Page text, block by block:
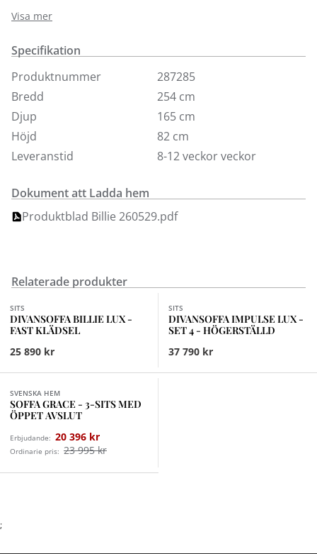
tyget Spicy dusty pink, men finns även att beställa i
andra färger i våra butiker. Soffa Billie är i grunden en
modulsoffa som du själv kan bygga med önskade
moduler, men visas här som "färdig" divansoffa.
Välj själv om du önskar höger- eller vänsterställd soffa.
Soffan finns även i fast klädsel att beställa online. Ben i
svart metall, 15 cm.
Visa mer
Specifikation
Produktnummer
287285
Bredd
254 cm
Djup
165 cm
Höjd
82 cm
Leveranstid
8-12 veckor veckor
Dokument att Ladda hem
Produktblad Billie 260529.pdf
Relaterade produkter
Finns i fler val (2)
SITS
DIVANSOFFA BILLIE LUX -
FAST KLÄDSEL
25 890 kr
SITS
DIVANSOFFA IMPULSE LUX -
SET 4 - HÖGERSTÄLLD
37 790 kr
SVENSKA HEM
SOFFA GRACE - 3-SITS MED
ÖPPET AVSLUT
Erbjudande: 20 396 kr
Ordinarie pris: 23 995 kr
;